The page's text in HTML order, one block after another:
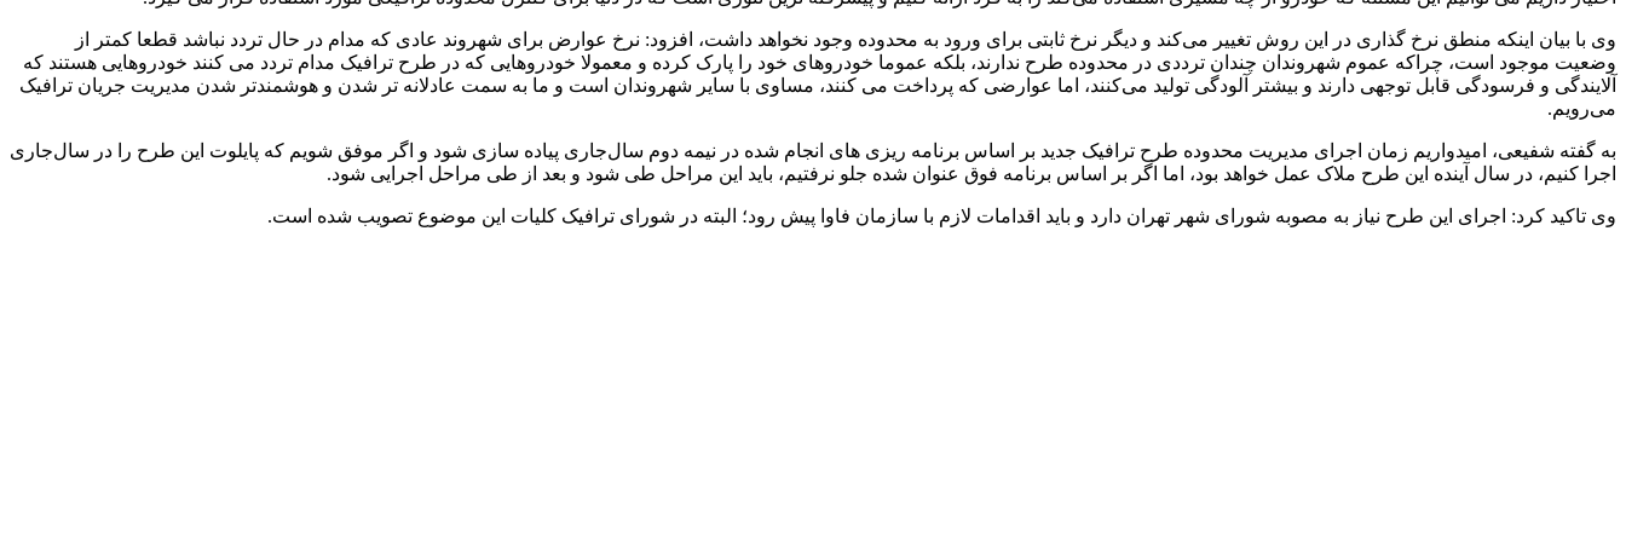
وی با بیان اینکه منطق نرخ گذاری در این روش تغییر می‌کند و دیگر نرخ ثابتی برای ورود به محدوده وجود نخواهد داشت، افزود: نرخ عوارض برای شهروند عادی که مدام در حال تردد نباشد قطعا کمتر از
وضعیت موجود است، چراکه عموم شهروندان چندان ترددی در محدوده طرح ندارند، بلکه عموما خودروهای خود را پارک کرده و معمولا خودروهایی که در طرح ترافیک مدام تردد می کنند خودروهایی هستند که
آلایندگی و فرسودگی قابل توجهی دارند و بیشتر آلودگی تولید می‌کنند، اما عوارضی که پرداخت می کنند، مساوی با سایر شهروندان است و ما به سمت عادلانه تر شدن و هوشمندتر شدن مدیریت جریان ترافیک
می‌رویم.
به گفته شفیعی، امیدواریم زمان اجرای مدیریت محدوده طرح ترافیک جدید بر اساس برنامه ریزی های انجام شده در نیمه دوم سال‌جاری پیاده سازی شود و اگر موفق شویم که پایلوت این طرح را در سال‌جاری
اجرا کنیم، در سال آینده این طرح ملاک عمل خواهد بود، اما اگر بر اساس برنامه فوق عنوان شده جلو نرفتیم، باید این مراحل طی شود و بعد از طی مراحل اجرایی شود.
وی تاکید کرد: اجرای این طرح نیاز به مصوبه شورای شهر تهران دارد و باید اقدامات لازم با سازمان فاوا پیش رود؛ البته در شورای ترافیک کلیات این موضوع تصویب شده است.